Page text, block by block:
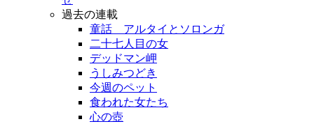
過去の連載
童話 アルタイとソロンガ
二十七人目の女
デッドマン岬
うしみつどき
今週のペット
食われた女たち
心の壺